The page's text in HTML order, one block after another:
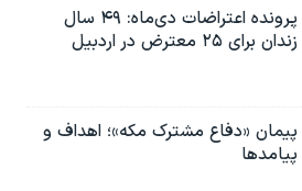
پرونده اعتراضات دی‌ماه: ۴۹ سال
زندان برای ۲۵ معترض در اردبیل
پیمان «دفاع مشترک مکه»؛ اهداف و
پیامدها